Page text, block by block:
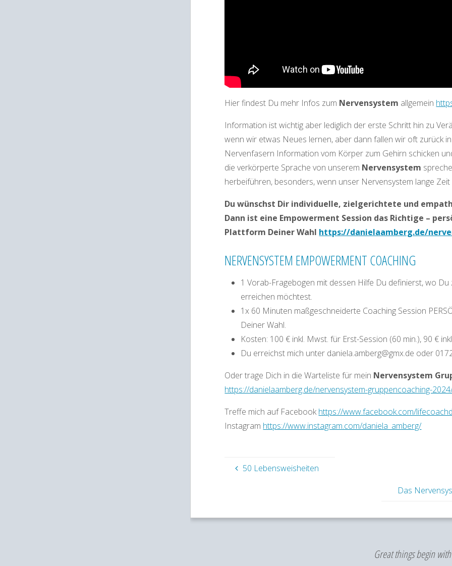
Hier findest Du mehr Infos zum Nervensystem allgemein
Information ist wichtig aber lediglich der erste Schritt hin zu
wenn wir etwas Neues lernen, aber dann fallen wir oft zurück
Nervenfasern Information vom Körper zum Gehirn schicken
die verkörperte Sprache von unserem Nervensystem
herbeiführen, besonders, wenn unser Nervensystem lange
Du wünschst Dir individuelle, zielgerichtete und
Dann ist eine Empowerment Session das Richtige –
Plattform Deiner Wahl https://danielaamberg.de/
NERVENSYSTEM EMPOWERMENT COACHING
1 Vorab-Fragebogen mit dessen Hilfe Du definierst, wo
erreichen möchtest.
1x 60 Minuten maßgeschneiderte Coaching Session
Deiner Wahl.
Kosten: 100 € inkl. Mwst. für Erst-Session (60 min.), 90 €
Du erreichst mich unter daniela.amberg@gmx.de oder
Oder trage Dich in die Warteliste für mein Nervensystem
https://danielaamberg.de/nervensystem-gruppencoaching-
Treffe mich auf Facebookhttps://www.facebook.com/
Instagram https://www.instagram.com/daniela_amberg/
50 Lebensweisheiten
Das
Great things begin